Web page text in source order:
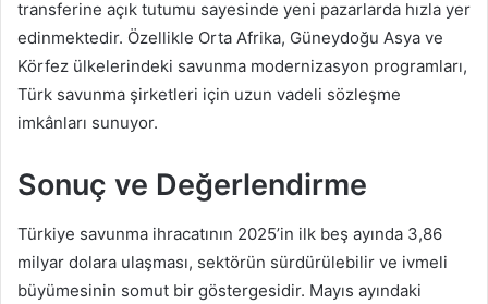
transferine açık tutumu sayesinde yeni pazarlarda hızla yer
edinmektedir. Özellikle Orta Afrika, Güneydoğu Asya ve
Körfez ülkelerindeki savunma modernizasyon programları,
Türk savunma şirketleri için uzun vadeli sözleşme
imkânları sunuyor.
Sonuç ve Değerlendirme
Türkiye savunma ihracatının 2025’in ilk beş ayında 3,86
milyar dolara ulaşması, sektörün sürdürülebilir ve ivmeli
büyümesinin somut bir göstergesidir. Mayıs ayındaki